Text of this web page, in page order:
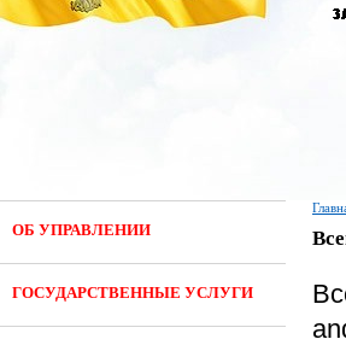
ОБ УПРАВЛЕНИИ
ГОСУДАРСТВЕННЫЕ УСЛУГИ